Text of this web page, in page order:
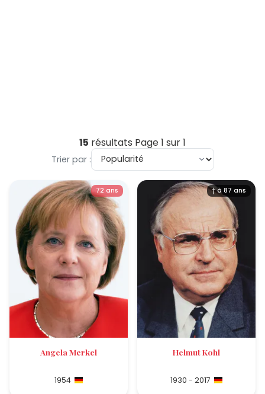
15 résultats Page 1 sur 1
Trier par :
72 ans
Angela Merkel
1954
† à 87 ans
Helmut Kohl
1930 - 2017